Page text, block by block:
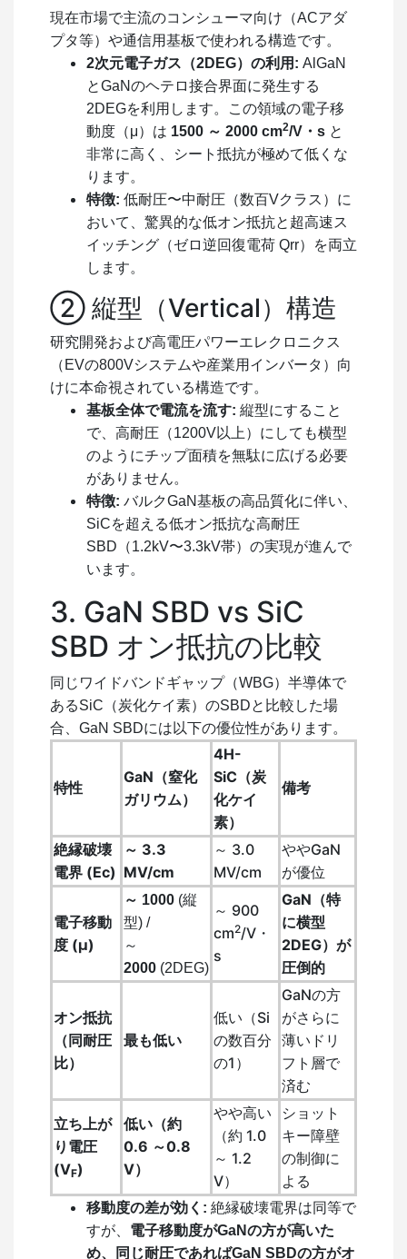
現在市場で主流のコンシューマ向け（ACアダ
プタ等）や通信用基板で使われる構造です。
2次元電子ガス（2DEG）の利用: AlGaN
とGaNのヘテロ接合界面に発生する
2DEGを利用します。この領域の電子移
動度（μ）は 1500 ～ 2000 cm2/V・s と
非常に高く、シート抵抗が極めて低くな
ります。
特徴: 低耐圧〜中耐圧（数百Vクラス）に
おいて、驚異的な低オン抵抗と超高速ス
イッチング（ゼロ逆回復電荷 Qrr）を両立
します。
② 縦型（Vertical）構造
研究開発および高電圧パワーエレクロニクス
（EVの800Vシステムや産業用インバータ）向
けに本命視されている構造です。
基板全体で電流を流す: 縦型にすること
で、高耐圧（1200V以上）にしても横型
のようにチップ面積を無駄に広げる必要
がありません。
特徴: バルクGaN基板の高品質化に伴い、
SiCを超える低オン抵抗な高耐圧
SBD（1.2kV〜3.3kV帯）の実現が進んで
います。
3. GaN SBD vs SiC
SBD オン抵抗の比較
同じワイドバンドギャップ（WBG）半導体で
あるSiC（炭化ケイ素）のSBDと比較した場
合、GaN SBDには以下の優位性があります。
特性
GaN（窒化
ガリウム）
4H-
SiC（炭
化ケイ
素）
備考
絶縁破壊
電界 (Ec)
～ 3.3
MV/cm
～ 3.0
MV/cm
ややGaN
が優位
電子移動
度 (μ)
～ 1000 (縦
型) /
～
2000 (2DEG)
～ 900
cm2/V・
s
GaN（特
に横型
2DEG）が
圧倒的
オン抵抗
（同耐圧
比）
最も低い
低い（Si
の数百分
の1）
GaNの方
がさらに
薄いドリ
フト層で
済む
立ち上が
り電圧
(VF)
低い（約
0.6 ～0.8
V）
やや高い
（約 1.0
～ 1.2
V）
ショット
キー障壁
の制御に
よる
移動度の差が効く: 絶縁破壊電界は同等で
すが、 電子移動度がGaNの方が高いた
め、同じ耐圧であればGaN SBDの方がオ